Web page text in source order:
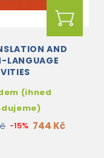
AND
LANGUAGE
(ihned
-15% 744 Kč